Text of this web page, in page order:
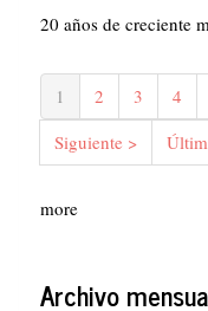
20 años de creciente
Paginación
Página
actual
1 Página
2 Página
3 4
Siguiente
página
Siguiente >
more
Archivo